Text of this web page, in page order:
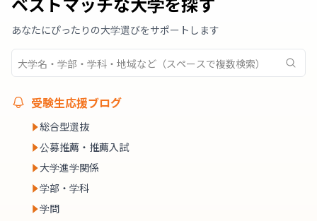
あなたにぴったりの大学選びをサポートします
受験生応援ブログ
総合型選抜
公募推薦・推薦入試
大学進学関係
学部・学科
学問